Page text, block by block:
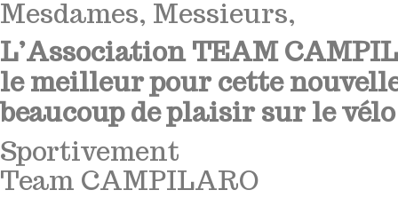
Mesdames, Messieurs,
L’Association TEAM
le meilleur pour cette
beaucoup de plaisir sur le
Sportivement
Team CAMPILARO